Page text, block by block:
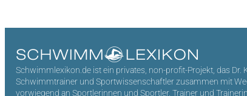
Schwimmlexikon.de ist ein privates, non-profit-Projekt, das Dr.
Schwimmtrainer und Sportwissenschaftler zusammen mit
vorwiegend an Sportlerinnen und Sportler, Trainer und